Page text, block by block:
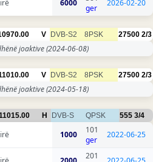
6000
ger
2026-02-20
V DVB-S2 8PSK 27500 2/3
joaktive(2024-06-08)
V DVB-S2 8PSK 27500 2/3
joaktive(2024-05-18)
H DVB-S QPSK 555 3/4
1000
101
ger
2022-06-25
201